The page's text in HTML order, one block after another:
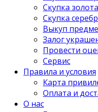
Скупка золота
Скупка
Выкуп
Залог
Провести
Сервис
Правила и условия
Карта
Оплата и
О нас